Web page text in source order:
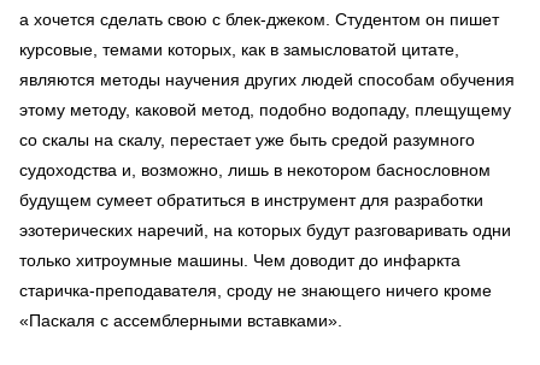
а хочется сделать свою с блек-джеком. Студентом он пишет
курсовые, темами которых, как в замысловатой цитате,
являются методы научения других людей способам обучения
этому методу, каковой метод, подобно водопаду, плещущему
со скалы на скалу, перестает уже быть средой разумного
судоходства и, возможно, лишь в некотором баснословном
будущем сумеет обратиться в инструмент для разработки
эзотерических наречий, на которых будут разговаривать одни
только хитроумные машины. Чем доводит до инфаркта
старичка-преподавателя, сроду не знающего ничего кроме
«Паскаля с ассемблерными вставками».